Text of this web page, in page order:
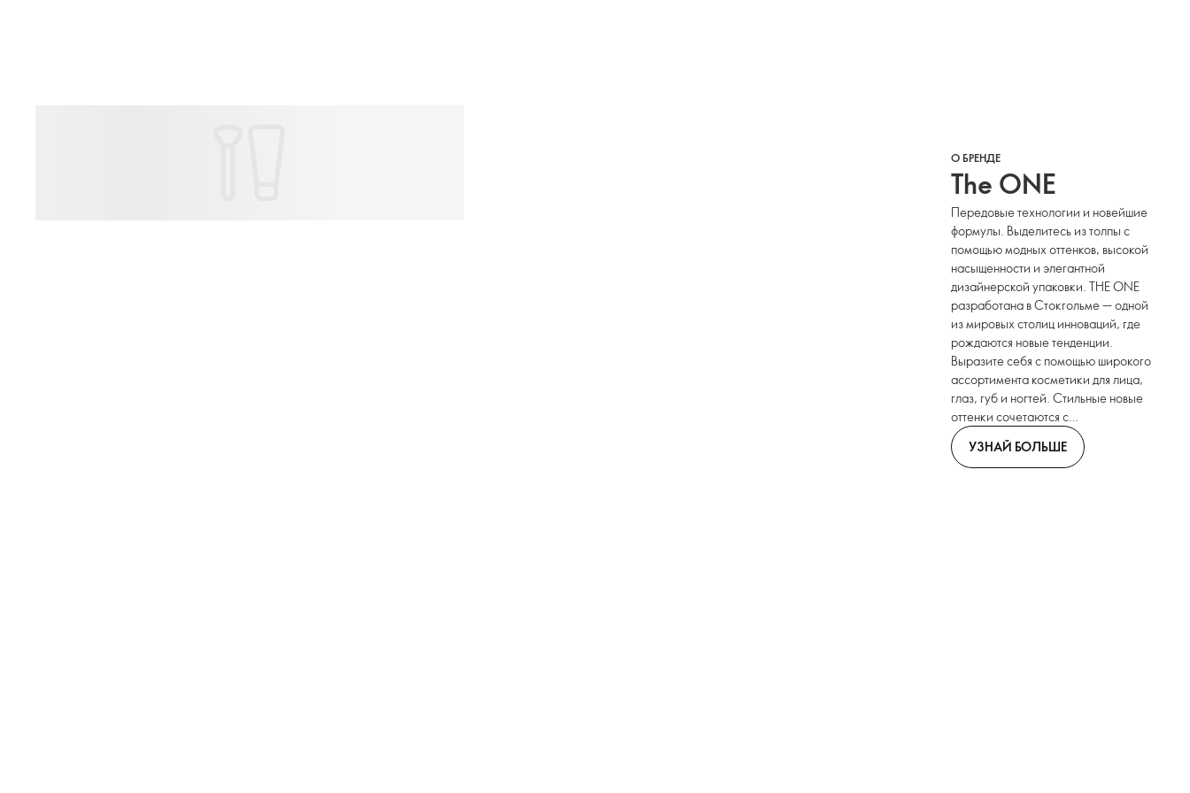
О БРЕНДЕ
The ONE
Передовые технологии и новейшие
формулы. Выделитесь из толпы с
помощью модных оттенков, высокой
насыщенности и элегантной
дизайнерской упаковки. THE ONE
разработана в Стокгольме — одной
из мировых столиц инноваций, где
рождаются новые тенденции.
Выразите себя с помощью широкого
ассортимента косметики для лица,
глаз, губ и ногтей. Стильные новые
оттенки сочетаются с
инновационными форматами.
Вперед!
УЗНАЙ БОЛЬШЕ